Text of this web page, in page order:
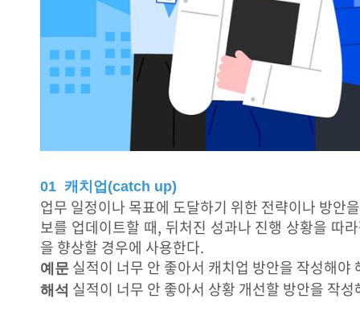
01 캐치업(catch up)
업무 일정이나 목표에 도달하기 위한 전략이나 방안
보를 업데이트할 때, 뒤처진 성과나 진행 상황을 따
을 향상할 경우에 사용한다.
예문 실적이 너무 안 좋아서 캐치업 방안을 작성해야
해석 실적이 너무 안 좋아서 상황 개선할 방안을 작성